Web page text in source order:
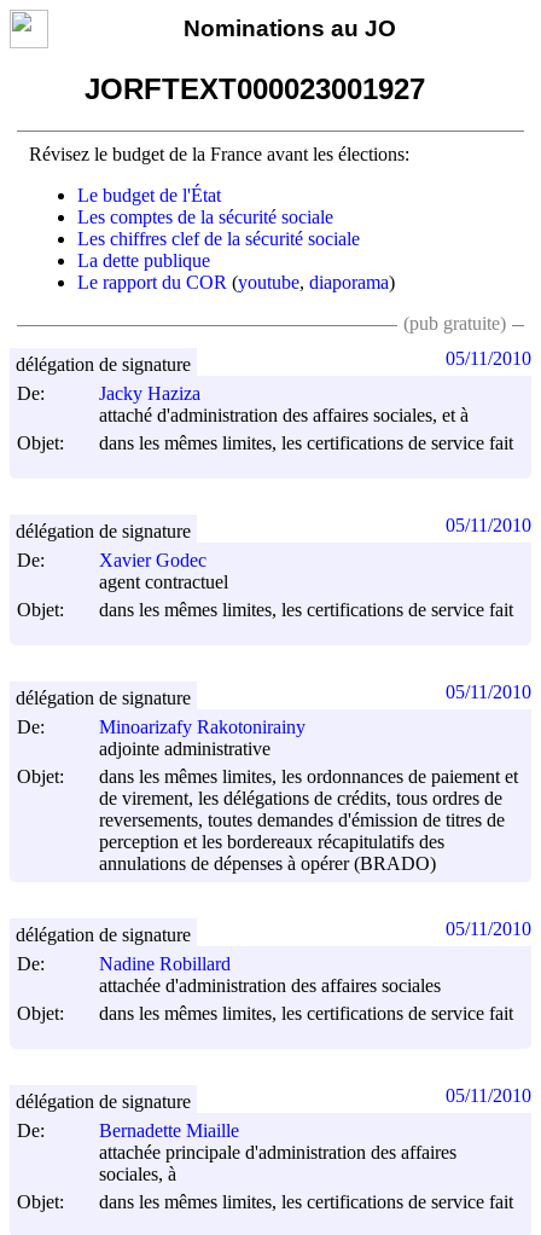
Nominations au JO
JORFTEXT000023001927
Révisez le budget de la France avant les élections:
Le budget de l'État
Les comptes de la sécurité sociale
Les chiffres clef de la sécurité sociale
La dette publique
Le rapport du COR (youtube, diaporama)
(pub gratuite)
De:
Jacky Haziza
attaché d'administration des affaires sociales, et à
Objet:
dans les mêmes limites, les certifications de service fait
délégation de signature 05/11/2010
De:
Xavier Godec
agent contractuel
Objet:
dans les mêmes limites, les certifications de service fait
délégation de signature 05/11/2010
De:
Minoarizafy Rakotonirainy
adjointe administrative
Objet:
dans les mêmes limites, les ordonnances de paiement et
de virement, les délégations de crédits, tous ordres de
reversements, toutes demandes d'émission de titres de
perception et les bordereaux récapitulatifs des
annulations de dépenses à opérer (BRADO)
délégation de signature 05/11/2010
De:
Nadine Robillard
attachée d'administration des affaires sociales
Objet:
dans les mêmes limites, les certifications de service fait
délégation de signature 05/11/2010
De:
Bernadette Miaille
attachée principale d'administration des affaires
sociales, à
Objet:
dans les mêmes limites, les certifications de service fait
délégation de signature 05/11/2010